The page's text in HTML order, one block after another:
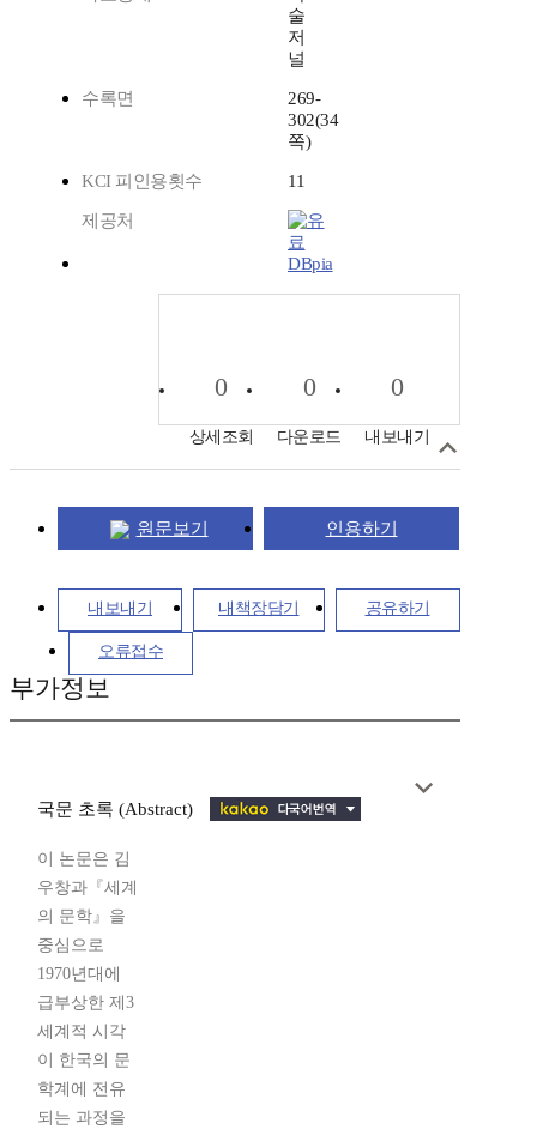
술
저
널
수록면
269-
302(34
쪽)
KCI 피인용횟수 11
제공처
DBpia
0
상세조회
0
다운로드
0
내보내기
원문보기 인용하기
내보내기 내책장담기 공유하기
오류접수
부가정보
국문 초록 (Abstract)
이 논문은 김
우창과『세계
의 문학』을
중심으로
1970년대에
급부상한 제3
세계적 시각
이 한국의 문
학계에 전유
되는 과정을